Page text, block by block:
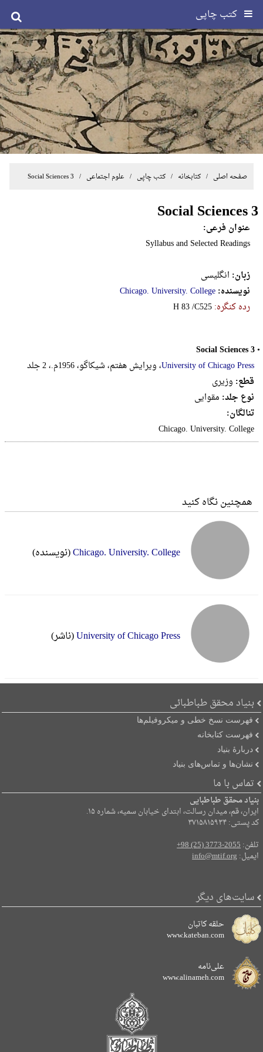
کتب چاپی
صفحه اصلی / کتابخانه /کتب چاپی /علوم اجتماعی / Social Sciences 3
Social Sciences 3
عنوان فرعی:
Syllabus and Selected Readings
زبان: انگلیسی
نویسنده:Chicago. University. College
رده کنگره:‎H‎ ‎8‎3‎ ‎/‎C‎5‎2‎5
•
Social Sciences 3
University of Chicago Press، ویرایش هفتم، شیکاگو، 1956م.، 2 جلد
قطع: وزيرى
نوع جلد: مقوایی
تنالگان:
Chicago. University. College
همچنین نگاه کنید
Chicago. University. College(نویسنده)
University of Chicago Press(ناشر)
بنیاد محقق طباطبائی
فهرست نسخ خطی و میکروفیلم‌ها
فهرست کتابخانه
دربارۀ بنیاد
نشان‌ها و تماس‌های بنیاد
تماس با ما
بنیاد محقق طباطبایی
ایران، قم، میدان رسالت، ابتدای خیابان سمیه، شماره ۱۵.
کد پستی: ۳۷۱۵۸۱۵۹۳۴
تلفن:+98 (25) 3773-2055
ایمیل:info@mtif.org
سایت‌های دیگر
حلقه کاتبان
www.kateban.com
علی‌نامه
www.alinameh.com